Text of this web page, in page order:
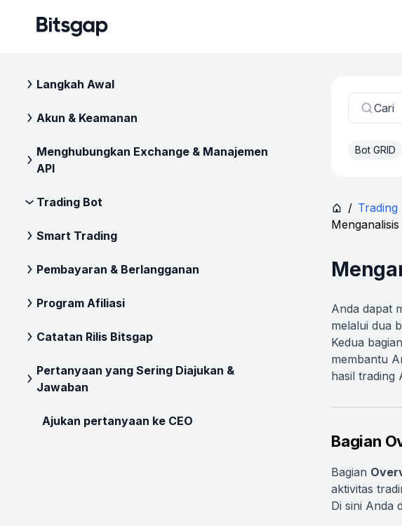
Langkah Awal
Akun & Keamanan
Menghubungkan Exchange & Manajemen
API
Trading Bot
Smart Trading
Pembayaran & Berlangganan
Program Afiliasi
Catatan Rilis Bitsgap
Pertanyaan yang Sering Diajukan &
Jawaban
Ajukan pertanyaan ke CEO
Cari
Bot GRID
/ Trading
Anda dapat
melalui dua
Kedua
membantu
hasil trading
Bagian
Bagian
aktivitas
Di sini Anda